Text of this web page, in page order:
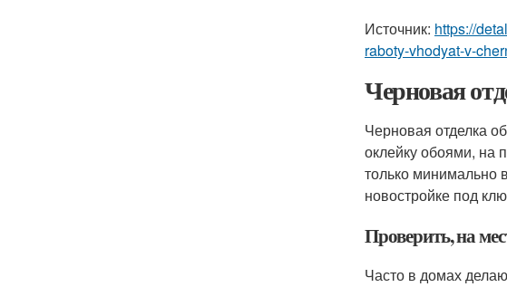
Источник: https://
raboty-vhodyat-v-
Черновая
Черновая отделка
оклейку обоями, на
только минимально
новостройке под
Проверить, на
Часто в домах